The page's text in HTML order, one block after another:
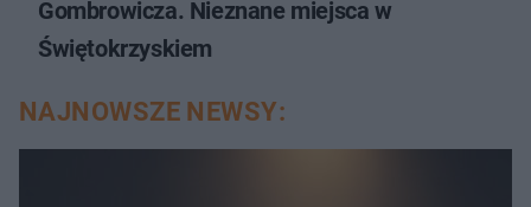
Gombrowicza. Nieznane miejsca w
Świętokrzyskiem
NAJNOWSZE NEWSY: